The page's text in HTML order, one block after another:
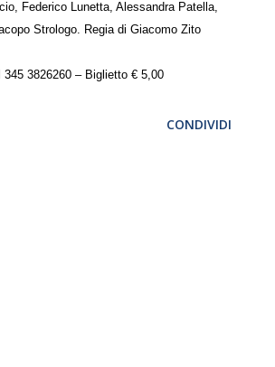
Federico Lunetta, Alessandra Patella,
Strologo. Regia di Giacomo Zito
345 3826260 – Biglietto € 5,00
CONDIVIDI